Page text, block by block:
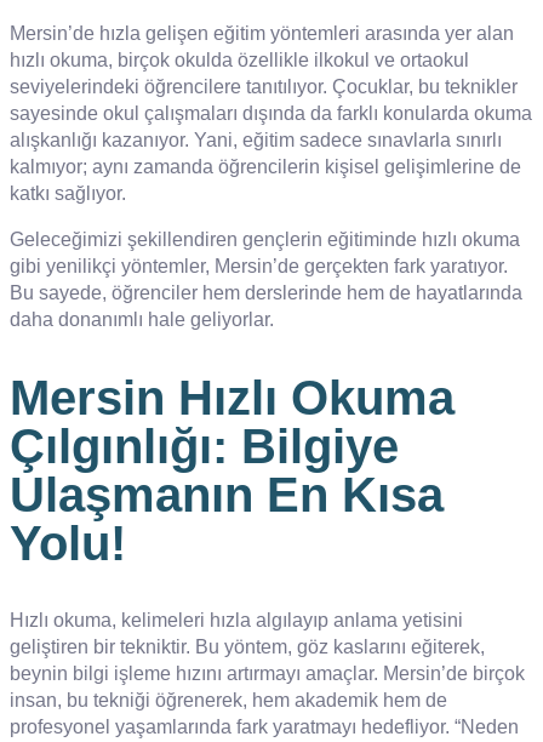
Mersin’de hızla gelişen eğitim yöntemleri arasında yer alan
hızlı okuma, birçok okulda özellikle ilkokul ve ortaokul
seviyelerindeki öğrencilere tanıtılıyor. Çocuklar, bu teknikler
sayesinde okul çalışmaları dışında da farklı konularda okuma
alışkanlığı kazanıyor. Yani, eğitim sadece sınavlarla sınırlı
kalmıyor; aynı zamanda öğrencilerin kişisel gelişimlerine de
katkı sağlıyor.
Geleceğimizi şekillendiren gençlerin eğitiminde hızlı okuma
gibi yenilikçi yöntemler, Mersin’de gerçekten fark yaratıyor.
Bu sayede, öğrenciler hem derslerinde hem de hayatlarında
daha donanımlı hale geliyorlar.
Mersin Hızlı Okuma
Çılgınlığı: Bilgiye
Ulaşmanın En Kısa
Yolu!
Hızlı okuma, kelimeleri hızla algılayıp anlama yetisini
geliştiren bir tekniktir. Bu yöntem, göz kaslarını eğiterek,
beynin bilgi işleme hızını artırmayı amaçlar. Mersin’de birçok
insan, bu tekniği öğrenerek, hem akademik hem de
profesyonel yaşamlarında fark yaratmayı hedefliyor. “Neden